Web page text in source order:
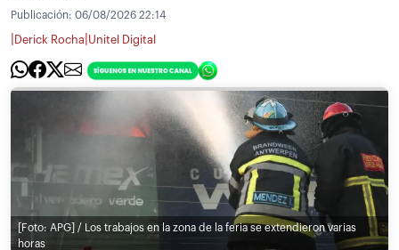
Publicación: 06/08/2026 22:14
Derick Rocha Unitel Digital
[Foto: APG] / Los trabajos en la zona de la feria se extendieron varias
horas